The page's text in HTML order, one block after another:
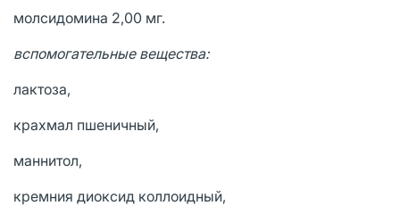
молсидомина 2,00 мг.
вспомогательные вещества:
лактоза,
крахмал пшеничный,
маннитол,
кремния диоксид коллоидный,